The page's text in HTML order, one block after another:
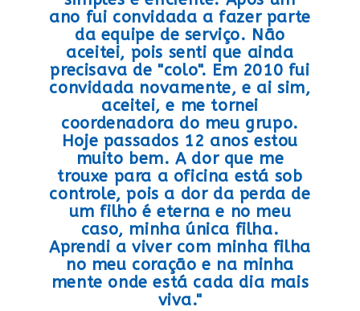
ano fui convidada a fazer parte
da equipe de serviço. Não
aceitei, pois senti que ainda
precisava de "colo". Em 2010 fui
convidada novamente, e ai sim,
aceitei, e me tornei
coordenadora do meu grupo.
Hoje passados 12 anos estou
muito bem. A dor que me
trouxe para a oficina está sob
controle, pois a dor da perda de
um filho é eterna e no meu
caso, minha única filha.
Aprendi a viver com minha filha
no meu coração e na minha
mente onde está cada dia mais
viva."